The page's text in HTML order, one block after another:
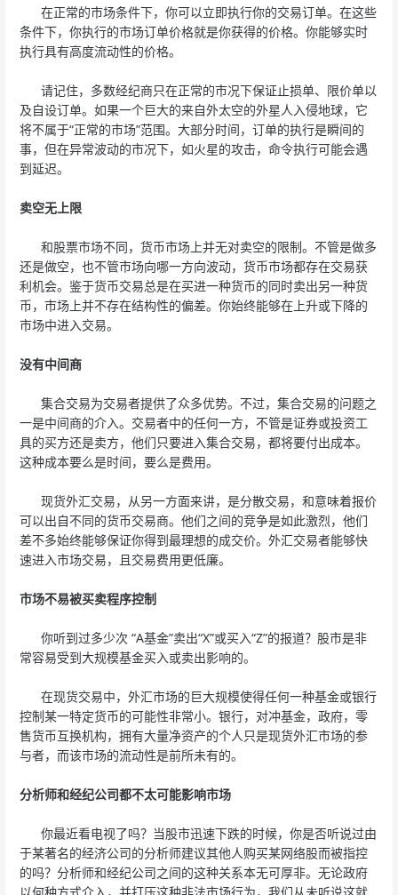
在正常的市场条件下，你可以立即执行你的交易订单。在这些
条件下，你执行的市场订单价格就是你获得的价格。你能够实时
执行具有高度流动性的价格。
请记住，多数经纪商只在正常的市况下保证止损单、限价单以
及自设订单。如果一个巨大的来自外太空的外星人入侵地球，它
将不属于“正常的市场”范围。大部分时间，订单的执行是瞬间的
事，但在异常波动的市况下，如火星的攻击，命令执行可能会遇
到延迟。
卖空无上限
和股票市场不同，货币市场上并无对卖空的限制。不管是做多
还是做空，也不管市场向哪一方向波动，货币市场都存在交易获
利机会。鉴于货币交易总是在买进一种货币的同时卖出另一种货
币，市场上并不存在结构性的偏差。你始终能够在上升或下降的
市场中进入交易。
没有中间商
集合交易为交易者提供了众多优势。不过，集合交易的问题之
一是中间商的介入。交易者中的任何一方，不管是证券或投资工
具的买方还是卖方，他们只要进入集合交易，都将要付出成本。
这种成本要么是时间，要么是费用。
现货外汇交易，从另一方面来讲，是分散交易，和意味着报价
可以出自不同的货币交易商。他们之间的竞争是如此激烈，他们
差不多始终能够保证你得到最理想的成交价。外汇交易者能够快
速进入市场交易，且交易费用更低廉。
市场不易被买卖程序控制
你听到过多少次 “A基金”卖出“X”或买入“Z”的报道？股市是非
常容易受到大规模基金买入或卖出影响的。
在现货交易中，外汇市场的巨大规模使得任何一种基金或银行
控制某一特定货币的可能性非常小。银行，对冲基金，政府，零
售货币互换机构，拥有大量净资产的个人只是现货外汇市场的参
与者，而该市场的流动性是前所未有的。
分析师和经纪公司都不太可能影响市场
你最近看电视了吗？当股市迅速下跌的时候，你是否听说过由
于某著名的经济公司的分析师建议其他人购买某网络股而被指控
的吗？分析师和经纪公司之间的这种关系本无可厚非。无论政府